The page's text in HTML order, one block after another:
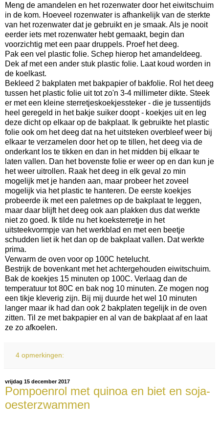
Meng de amandelen en het rozenwater door het eiwitschuim
in de kom. Hoeveel rozenwater is afhankelijk van de sterkte
van het rozenwater dat je gebruikt en je smaak. Als je nooit
eerder iets met rozenwater hebt gemaakt, begin dan
voorzichtig met een paar druppels. Proef het deeg.
Pak een vel plastic folie. Schep hierop het amandeldeeg.
Dek af met een ander stuk plastic folie. Laat koud worden in
de koelkast.
Bekleed 2 bakplaten met bakpapier of bakfolie. Rol het deeg
tussen het plastic folie uit tot zo'n 3-4 millimeter dikte. Steek
er met een kleine sterretjeskoekjessteker - die je tussentijds
heel geregeld in het bakje suiker doopt - koekjes uit en leg
deze dicht op elkaar op de bakplaat. Ik gebruikte het plastic
folie ook om het deeg dat na het uitsteken overbleef weer bij
elkaar te verzamelen door het op te tillen, het deeg via de
onderkant los te tikken en dan in het midden bij elkaar te
laten vallen. Dan het bovenste folie er weer op en dan kun je
het weer uitrollen. Raak het deeg in elk geval zo min
mogelijk met je handen aan, maar probeer het zoveel
mogelijk via het plastic te hanteren. De eerste koekjes
probeerde ik met een paletmes op de bakplaat te leggen,
maar daar blijft het deeg ook aan plakken dus dat werkte
niet zo goed. Ik tilde nu het koeksterretje in het
uitsteekvormpje van het werkblad en met een beetje
schudden liet ik het dan op de bakplaat vallen. Dat werkte
prima.
Verwarm de oven voor op 100C hetelucht.
Bestrijk de bovenkant met het achtergehouden eiwitschuim.
Bak de koekjes 15 minuten op 100C. Verlaag dan de
temperatuur tot 80C en bak nog 10 minuten. Ze mogen nog
een tikje kleverig zijn. Bij mij duurde het wel 10 minuten
langer maar ik had dan ook 2 bakplaten tegelijk in de oven
zitten. Til ze met bakpapier en al van de bakplaat af en laat
ze zo afkoelen.
4 opmerkingen:
vrijdag 15 december 2017
Pompoenrol met quinoa en biet en soja-
oesterzwammen